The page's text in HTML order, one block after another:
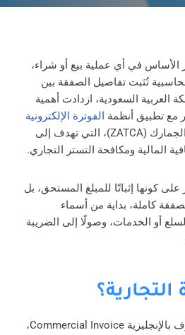
الأساس في أي عملية بيع أو شراء،
تُثبت تفاصيل الصفقة بين
العربية السعودية، ازدادت أهمية
مع تطبيق أنظمة الفوترة الإلكترونية
من هيئة الزكاة والضريبة والجمارك (ZATCA)، التي تهدف إلى
المالية ومكافحة التستر التجاري.
على كونها إثباتًا للمبلغ المستحق، بل
كاملة، بداية من أسماء
أو الخدمات، وصولًا إلى الضريبة
التجارية؟
الفاتورة التجارية، أو ما يُعرف بالإنجليزية Commercial Invoice،